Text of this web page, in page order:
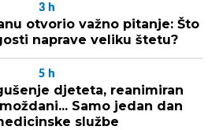
3 h
otvorio važno pitanje: Što
naprave veliku štetu?
5 h
djeteta, reanimiran
Samo jedan dan
službe